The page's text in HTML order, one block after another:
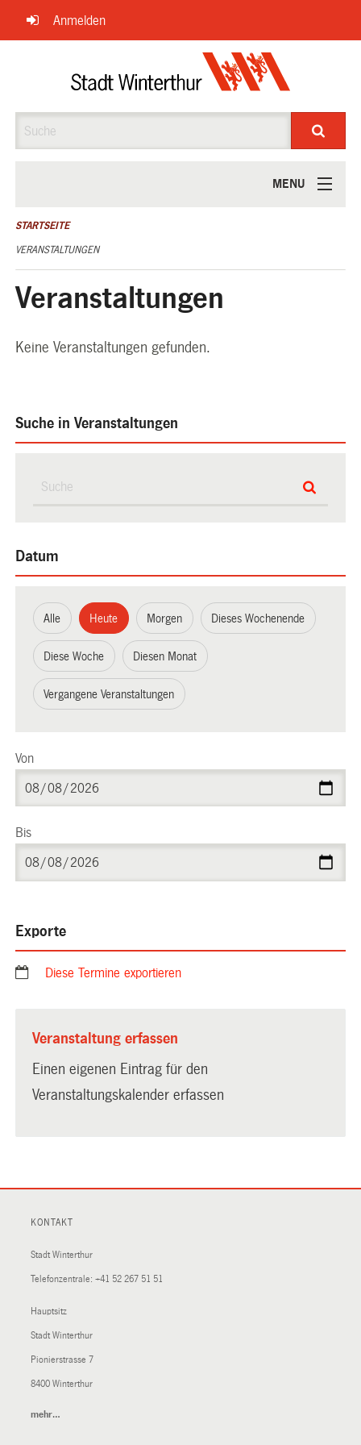
Navigation
überspringen
Anmelden
MENU
ÜBER UNS
STARTSEITE
VERANSTALTUNGEN
Veranstaltungen
Keine Veranstaltungen gefunden.
Suche in Veranstaltungen
Datum
Alle Heute Morgen Dieses Wochenende
Diese Woche Diesen Monat
Vergangene Veranstaltungen
Von
Bis
Exporte
Diese Termine exportieren
Veranstaltung erfassen
Einen eigenen Eintrag für den
Veranstaltungskalender erfassen
KONTAKT
Stadt Winterthur
Telefonzentrale: +41 52 267 51 51
Hauptsitz
Stadt Winterthur
Pionierstrasse 7
8400 Winterthur
mehr…